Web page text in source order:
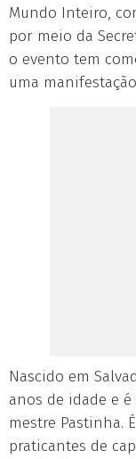
Mundo Inteiro,
por meio da
o evento tem
uma
Nascido em
anos de idade e
mestre Pastinha.
praticantes de